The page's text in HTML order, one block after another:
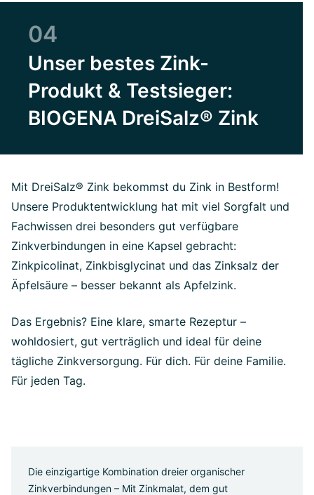
04
Unser bestes Zink-
Produkt & Testsieger:
BIOGENA DreiSalz® Zink
Mit DreiSalz® Zink bekommst du Zink in Bestform!
Unsere Produktentwicklung hat mit viel Sorgfalt und
Fachwissen drei besonders gut verfügbare
Zinkverbindungen in eine Kapsel gebracht:
Zinkpicolinat, Zinkbisglycinat und das Zinksalz der
Äpfelsäure – besser bekannt als Apfelzink.
Das Ergebnis? Eine klare, smarte Rezeptur –
wohldosiert, gut verträglich und ideal für deine
tägliche Zinkversorgung. Für dich. Für deine Familie.
Für jeden Tag.
Die einzigartige Kombination dreier organischer
Zinkverbindungen – Mit Zinkmalat, dem gut